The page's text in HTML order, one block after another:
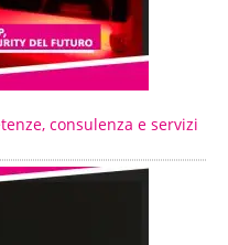
consulenza e servizi